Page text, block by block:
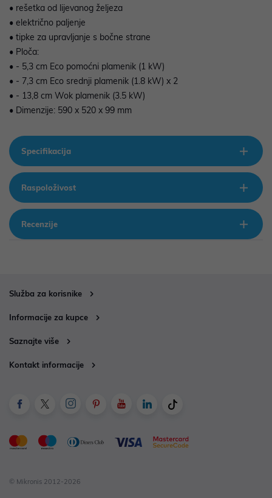
• rešetka od lijevanog željeza
• električno paljenje
• tipke za upravljanje s bočne strane
• Ploča:
• - 5,3 cm Eco pomoćni plamenik (1 kW)
• - 7,3 cm Eco srednji plamenik (1.8 kW) x 2
• - 13,8 cm Wok plamenik (3.5 kW)
• Dimenzije: 590 x 520 x 99 mm
Specifikacija
Raspoloživost
Recenzije
Služba za korisnike
Informacije za kupce
Saznajte više
Kontakt informacije
© Mikronis 2012-2026